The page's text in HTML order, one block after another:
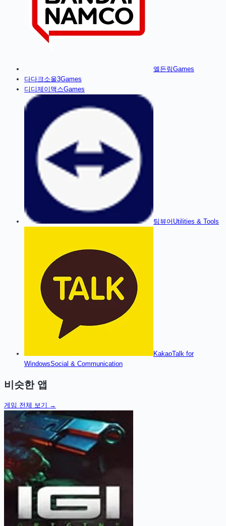
엘든링Games
다다크소울3Games
디 디제이맥스Games
팀뷰어 Utilities & Tools
KakaoTalk for
WindowsSocial & Communication
비슷한 앱
게임 전체 보기 →